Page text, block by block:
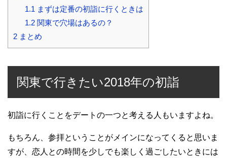
1.1 まずは定番の初詣に行くときは
1.2関東で穴場はあるの？
2 まとめ
関東で行きたい2018年の初詣
初詣に行くことをデートの一つと考える人もいますよね。
もちろん、参拝ということがメインになってくると思いま
すが、恋人との時間を少しでも楽しく過ごしたいときには